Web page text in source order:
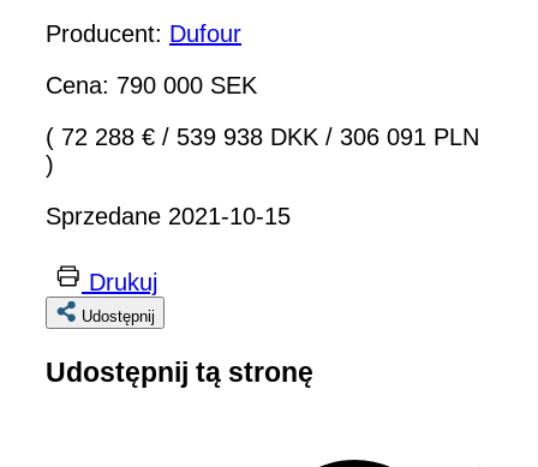
Producent: Dufour
Cena: 790 000 SEK
( 72 288 € / 539 938 DKK / 306 091 PLN
)
Sprzedane 2021-10-15
Drukuj
Udostępnij
Udostępnij tą stronę